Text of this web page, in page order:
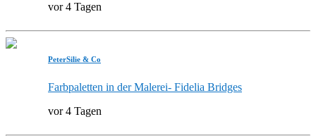
vor 4 Tagen
PeterSilie & Co
Farbpaletten in der Malerei- Fidelia Bridges
vor 4 Tagen